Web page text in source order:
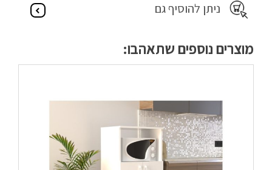
ניתן להוסיף גם
מוצרים נוספים שתאהבו: